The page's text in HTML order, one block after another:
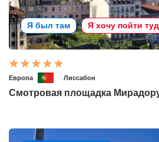
Я был там Я хочу пойти
Европа Лиссабон
Смотровая площадка